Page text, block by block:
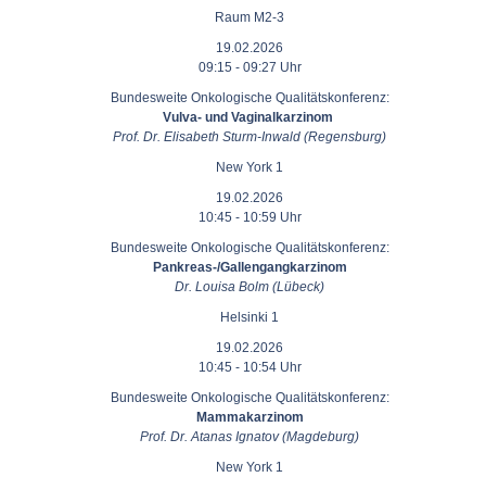
Raum M2-3
19.02.2026
09:15 - 09:27 Uhr
Bundesweite Onkologische Qualitätskonferenz:
Vulva- und Vaginalkarzinom
Prof. Dr. Elisabeth Sturm-Inwald (Regensburg)
New York 1
19.02.2026
10:45 - 10:59 Uhr
Bundesweite Onkologische Qualitätskonferenz:
Pankreas-/Gallengangkarzinom
Dr. Louisa Bolm (Lübeck)
Helsinki 1
19.02.2026
10:45 - 10:54 Uhr
Bundesweite Onkologische Qualitätskonferenz:
Mammakarzinom
Prof. Dr. Atanas Ignatov (Magdeburg)
New York 1